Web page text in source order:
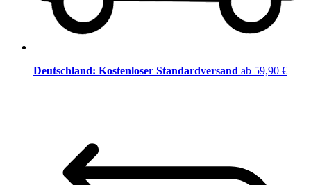
Deutschland: Kostenloser Standardversand ab 59,90 €